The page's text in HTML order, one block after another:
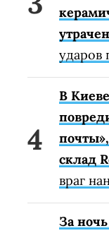
ударов
В
склад
враг
За